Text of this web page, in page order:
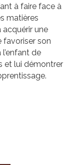
à faire face à
matières
acquérir une
favoriser son
de
et lui démontrer